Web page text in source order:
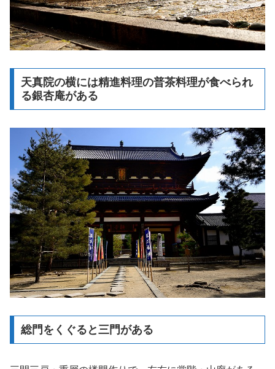
天真院の横には精進料理の普茶料理が食べられ
る銀杏庵がある
総門をくぐると三門がある